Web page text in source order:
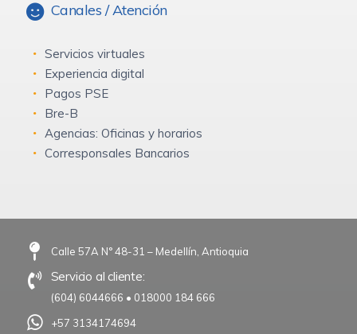
Canales / Atención
Servicios virtuales
Experiencia digital
Pagos PSE
Bre-B
Agencias: Oficinas y horarios
Corresponsales Bancarios
Calle 57A N° 48-31 – Medellín, Antioquia
Servicio al cliente:
(604) 6044666 • 018000 184 666
+57 3134174694